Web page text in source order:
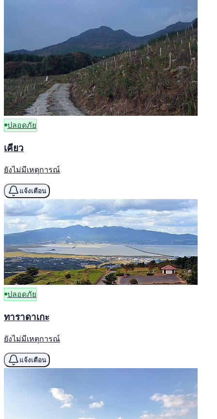
ปลอดภัย
เคียว
ยังไม่มีเหตุการณ์
แจ้งเตือน
ปลอดภัย
ทาราดาเกะ
ยังไม่มีเหตุการณ์
แจ้งเตือน